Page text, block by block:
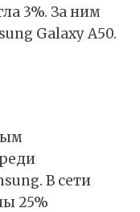
3%. За ним
Galaxy A50.
В сети
25%